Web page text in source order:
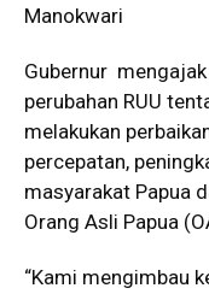
Manokwari
Gubernur
perubahan RUU
melakukan
percepatan,
masyarakat Papua
Orang Asli Papua
“Kami mengimbau